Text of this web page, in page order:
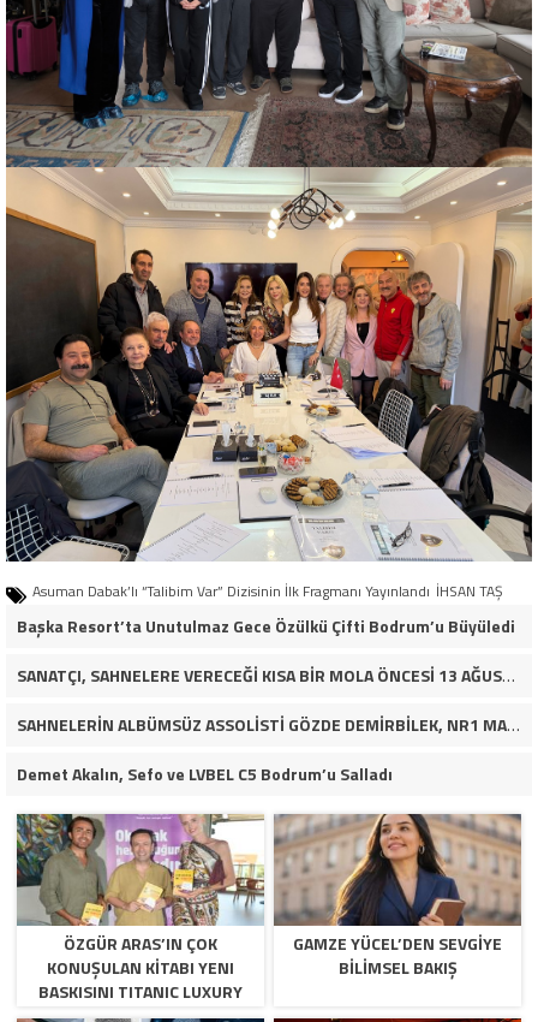
Asuman Dabak’lı “Talibim Var” Dizisinin İlk Fragmanı Yayınlandı İHSAN TAŞ
Başka Resort’ta Unutulmaz Gece Özülkü Çifti Bodrum’u Büyüledi
SANATÇI, SAHNELERE VERECEĞİ KISA BİR MOLA ÖNCESİ 13 AĞUSTOS’TA SON KEZ HARBİYE’DE OLACAK!
SAHNELERİN ALBÜMSÜZ ASSOLİSTİ GÖZDE DEMİRBİLEK, NR1 MAGAZİN’DE: “SON ASSOLİST OLARAK VAR OLACAĞIM!”
Demet Akalın, Sefo ve LVBEL C5 Bodrum’u Salladı
ÖZGÜR ARAS’IN ÇOK
KONUŞULAN KİTABI YENI
BASKISINI TITANIC LUXURY
COLLECTION BODRUM’DA
GAMZE YÜCEL’DEN SEVGİYE
BİLİMSEL BAKIŞ